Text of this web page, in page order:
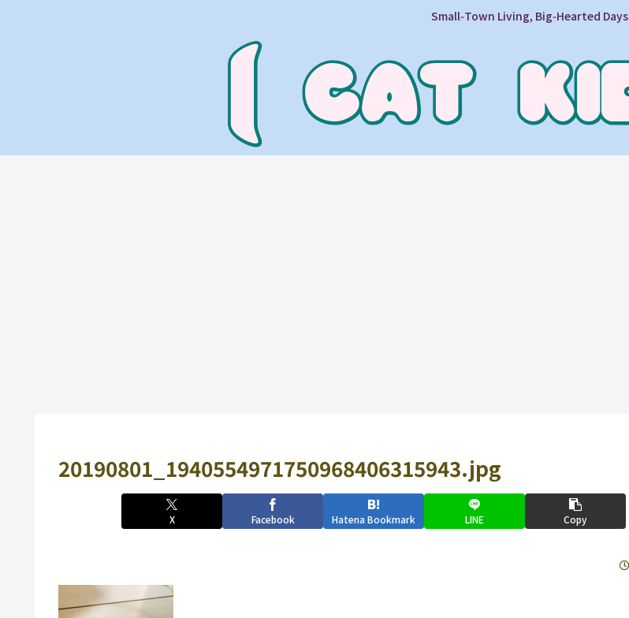
Small‑Town Living, Big‑Hearted Days
20190801_1940554971750968406315943.jpg
X Facebook Hatena Bookmark LINE Copy